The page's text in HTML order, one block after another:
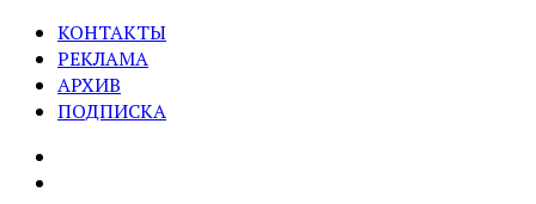
КОНТАКТЫ
РЕКЛАМА
АРХИВ
ПОДПИСКА